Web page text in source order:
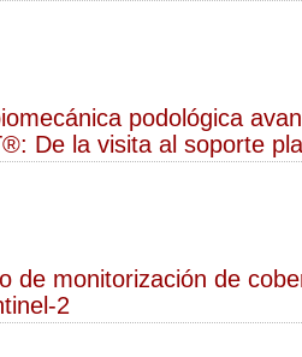
podológica
De la visita al soporte
de monitorización de
2